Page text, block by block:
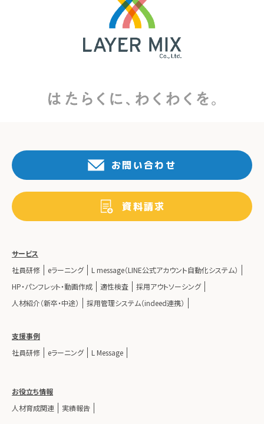
サービス
社員研修
eラーニング
L message（LINE公式アカウント自動化システム）
HP・パンフレット・動画作成
適性検査
採用アウトソーシング
人材紹介（新卒・中途）
採用管理システム（indeed連携）
支援事例
社員研修
eラーニング L Message
お役立ち情報
人材育成関連
実績報告
お問い合わせ
資料請求